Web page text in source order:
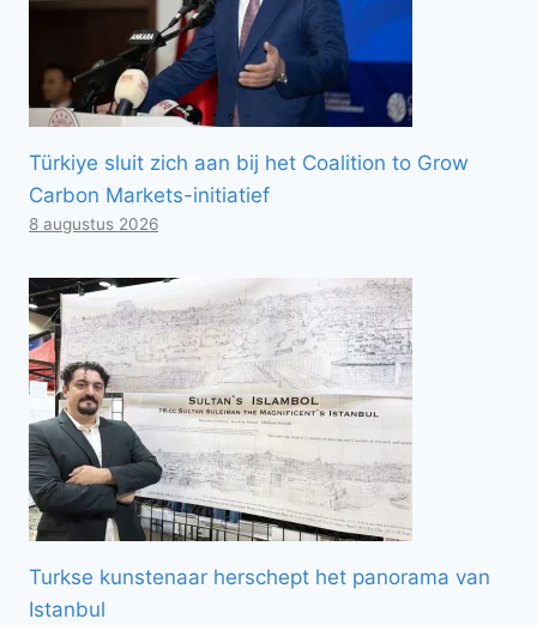
Türkiye sluit zich aan bij het Coalition to Grow
Carbon Markets-initiatief
8 augustus 2026
Turkse kunstenaar herschept het panorama van
Istanbul